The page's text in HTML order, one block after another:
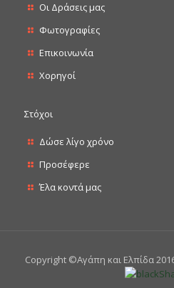
Οι Δράσεις μας
Φωτογραφίες
Επικοινωνία
Χορηγοί
Στόχοι
Δώσε λίγο χρόνο
Προσέφερε
Έλα κοντά μας
Copyright ©Αγάπη και Ελπίδα